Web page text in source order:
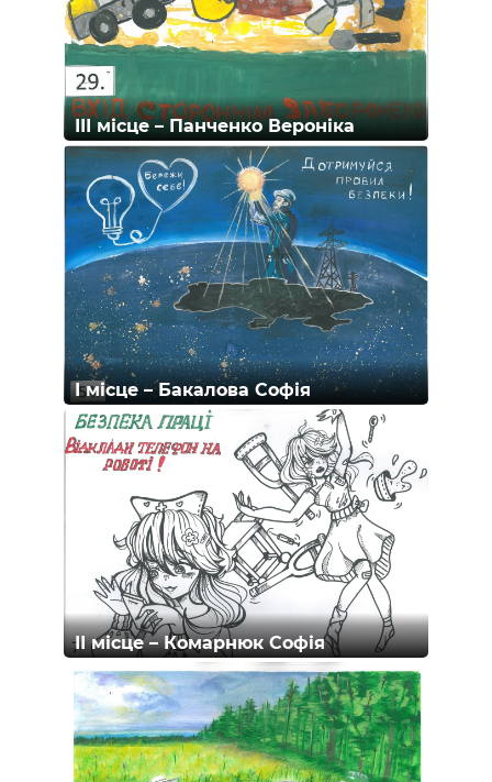
ІІІ місце – Панченко Вероніка
І місце – Бакалова Софія
ІІ місце – Комарнюк Софія